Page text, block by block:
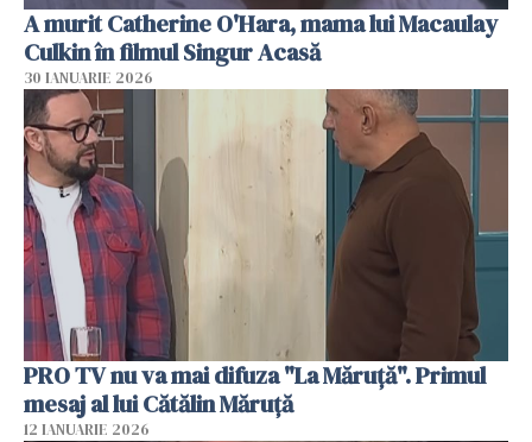
A murit Catherine O'Hara, mama lui Macaulay
Culkin în filmul Singur Acasă
30 IANUARIE 2026
PRO TV nu va mai difuza "La Măruță". Primul
mesaj al lui Cătălin Măruță
12 IANUARIE 2026